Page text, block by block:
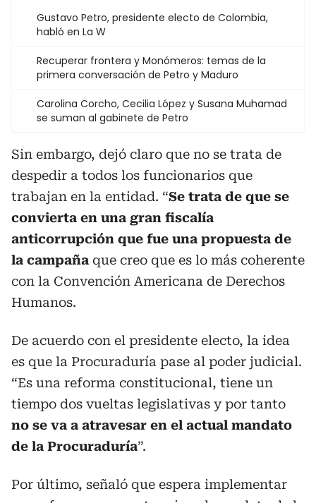
Gustavo Petro, presidente electo de Colombia,
habló en La W
Recuperar frontera y Monómeros: temas de la
primera conversación de Petro y Maduro
Carolina Corcho, Cecilia López y Susana Muhamad
se suman al gabinete de Petro
Sin embargo, dejó claro que no se trata de
despedir a todos los funcionarios que
trabajan en la entidad. “Se trata de que se
convierta en una gran fiscalía
anticorrupción que fue una propuesta de
la campaña que creo que es lo más coherente
con la Convención Americana de Derechos
Humanos.
De acuerdo con el presidente electo, la idea
es que la Procuraduría pase al poder judicial.
“Es una reforma constitucional, tiene un
tiempo dos vueltas legislativas y por tanto
no se va a atravesar en el actual mandato
de la Procuraduría”.
Por último, señaló que espera implementar